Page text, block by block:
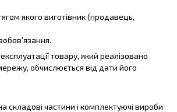
якого виготівник (продавець,
товару, який реалізовано
обчислюється від дати його
складові частини і комплектуючі вироби